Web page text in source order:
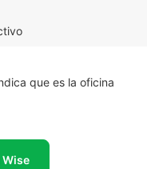
que es la oficina